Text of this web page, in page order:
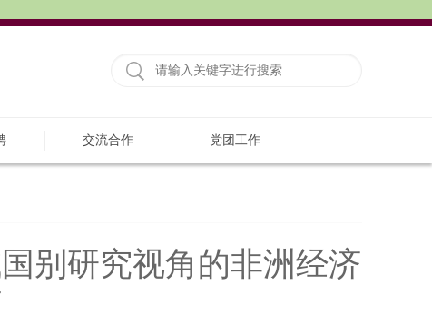
交流合作 党团工作
别研究视角的非洲经济